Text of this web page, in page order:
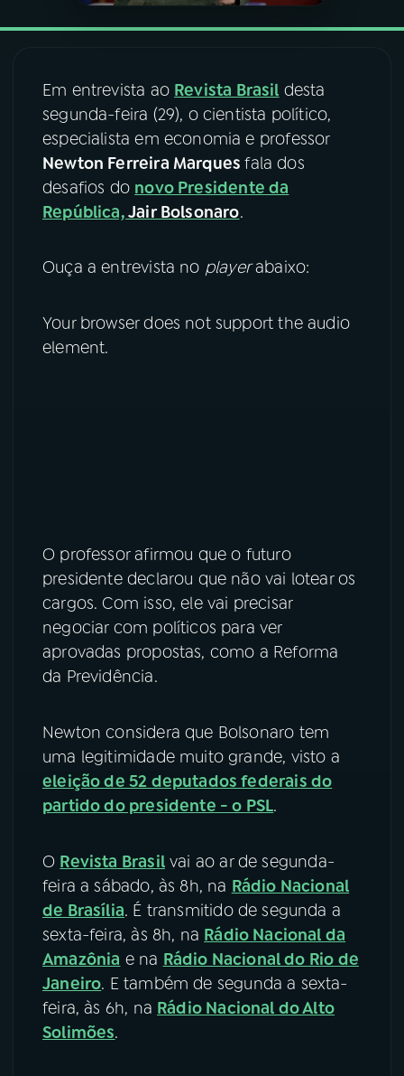
07 ÚLTIMAS
08FESTIVAL DE MÚSICA
YouTube Facebook
TikTok
Em entrevista ao Revista Brasil desta
segunda-feira (29), o cientista político,
especialista em economia e professor
Newton Ferreira Marquesfala dos
desafios do novo Presidente da
República,Jair Bolsonaro.
Ouça a entrevista no playerabaixo:
Your browser does not support the audio
element.
O professor afirmou que o futuro
presidente declarou que não vai lotear os
cargos. Com isso, ele vai precisar
negociar com políticos para ver
aprovadas propostas, como a Reforma
da Previdência.
Newton considera que Bolsonaro tem
uma legitimidade muito grande, visto a
eleição de 52 deputados federais do
partido do presidente - o PSL.
O Revista Brasilvai ao ar de segunda-
feira a sábado, às 8h, na Rádio Nacional
de Brasília. É transmitido de segunda a
sexta-feira, às 8h, na Rádio Nacional da
Amazônia e na Rádio Nacional do Rio de
Janeiro. E também de segunda a sexta-
feira, às 6h, na Rádio Nacional do Alto
Solimões.